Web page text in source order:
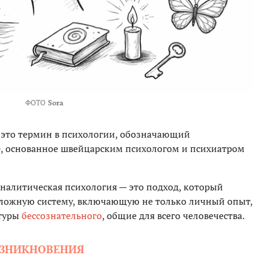
ФОТО Sora
термин в психологии, обозначающий
основанное швейцарским психологом и психиатром
психология — это подход, который
систему, включающую не только личный опыт,
бессознательного, общие для всего человечества.